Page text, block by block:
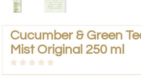
Cucumber & Green
Mist Original 250 ml